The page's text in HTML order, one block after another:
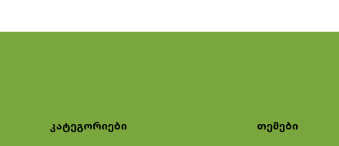
კატეგორიები თემები